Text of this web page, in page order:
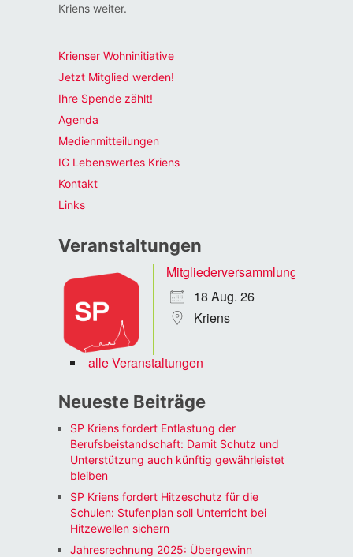
Kriens weiter.
Krienser Wohninitiative
Jetzt Mitglied werden!
Ihre Spende zählt!
Agenda
Medienmitteilungen
IG Lebenswertes Kriens
Kontakt
Links
Veranstaltungen
Mitgliederversammlung
18 Aug. 26
Kriens
alle Veranstaltungen
Neueste Beiträge
SP Kriens fordert Entlastung der
Berufsbeistandschaft: Damit Schutz und
Unterstützung auch künftig gewährleistet
bleiben
SP Kriens fordert Hitzeschutz für die
Schulen: Stufenplan soll Unterricht bei
Hitzewellen sichern
Jahresrechnung 2025: Übergewinn